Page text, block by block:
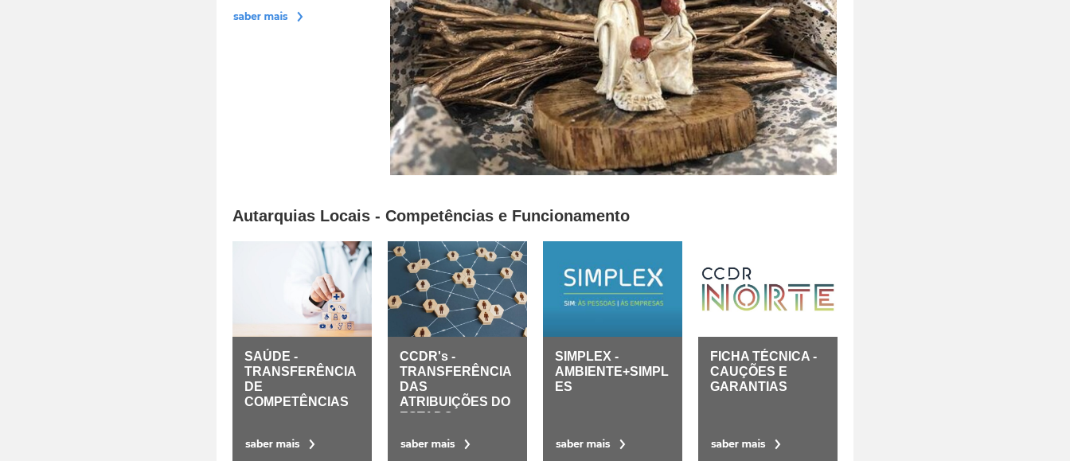
Autarquias Locais - Competências e Funcionamento
SAÚDE -
TRANSFERÊNCIA
DE
COMPETÊNCIAS
CCDR's -
TRANSFERÊNCIA
DAS
ATRIBUIÇÕES DO
ESTADO
SIMPLEX -
AMBIENTE+SIMPL
ES
FICHA TÉCNICA -
CAUÇÕES E
GARANTIAS